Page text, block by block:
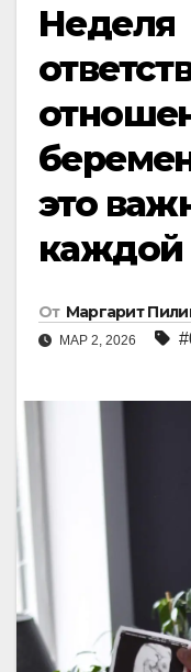
Неделя
это
каждой
От Маргарит
МАР 2, 2026